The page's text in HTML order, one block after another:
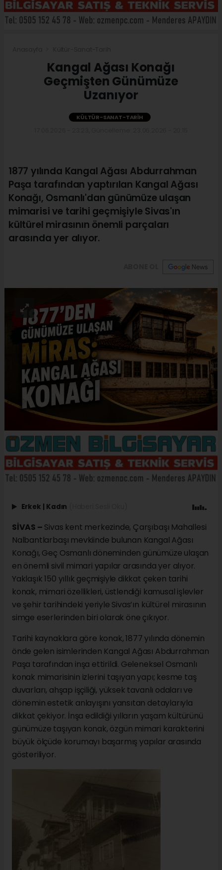
Kangal Ağası Konağı
Geçmişten Günümüze
Uzanıyor
KÜLTÜR-SANAT-TARIH
1877 yılında Kangal Ağası Abdurrahman
Paşa tarafından yaptırılan Kangal Ağası
Konağı, Osmanlı'dan günümüze ulaşan
mimarisi ve tarihi geçmişiyle Sivas'ın
kültürel mirasının önemli parçaları
arasında yer alıyor.
Erkek | Kadın
SİVAS – Sivas kent merkezinde, Çarşıbaşı Mahallesi
Nalbantlarbaşı mevkiinde bulunan Kangal Ağası
Konağı, Geç Osmanlı döneminden günümüze ulaşan
en önemli sivil mimari yapılar arasında yer alıyor.
Yaklaşık 150 yıllık geçmişiyle dikkat çeken tarihi
konak, mimari özellikleri, üstlendiği kamusal işlevler
ve şehir tarihindeki yeriyle Sivas’ın kültürel mirasının
simge eserlerinden biri olarak öne çıkıyor.
Tarihi kaynaklara göre konak, 1877 yılında dönemin
önde gelen isimlerinden Kangal Ağası Abdurrahman
Paşa tarafından inşa ettirildi. Geleneksel Osmanlı
konak mimarisinin izlerini taşıyan yapı; kesme taş
duvarları, ahşap işçiliği, yüksek tavanlı odaları ve
dönemin estetik anlayışını yansıtan detaylarıyla
dikkat çekiyor. İnşa edildiği yılların yaşam kültürünü
günümüze taşıyan konak, özgün mimari karakterini
büyük ölçüde korumayı başarmış yapılar arasında
gösteriliyor.